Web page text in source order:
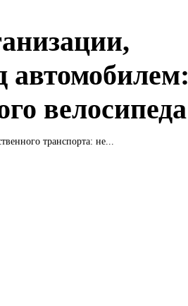
автомобилем:
велосипеда
транспорта: не...